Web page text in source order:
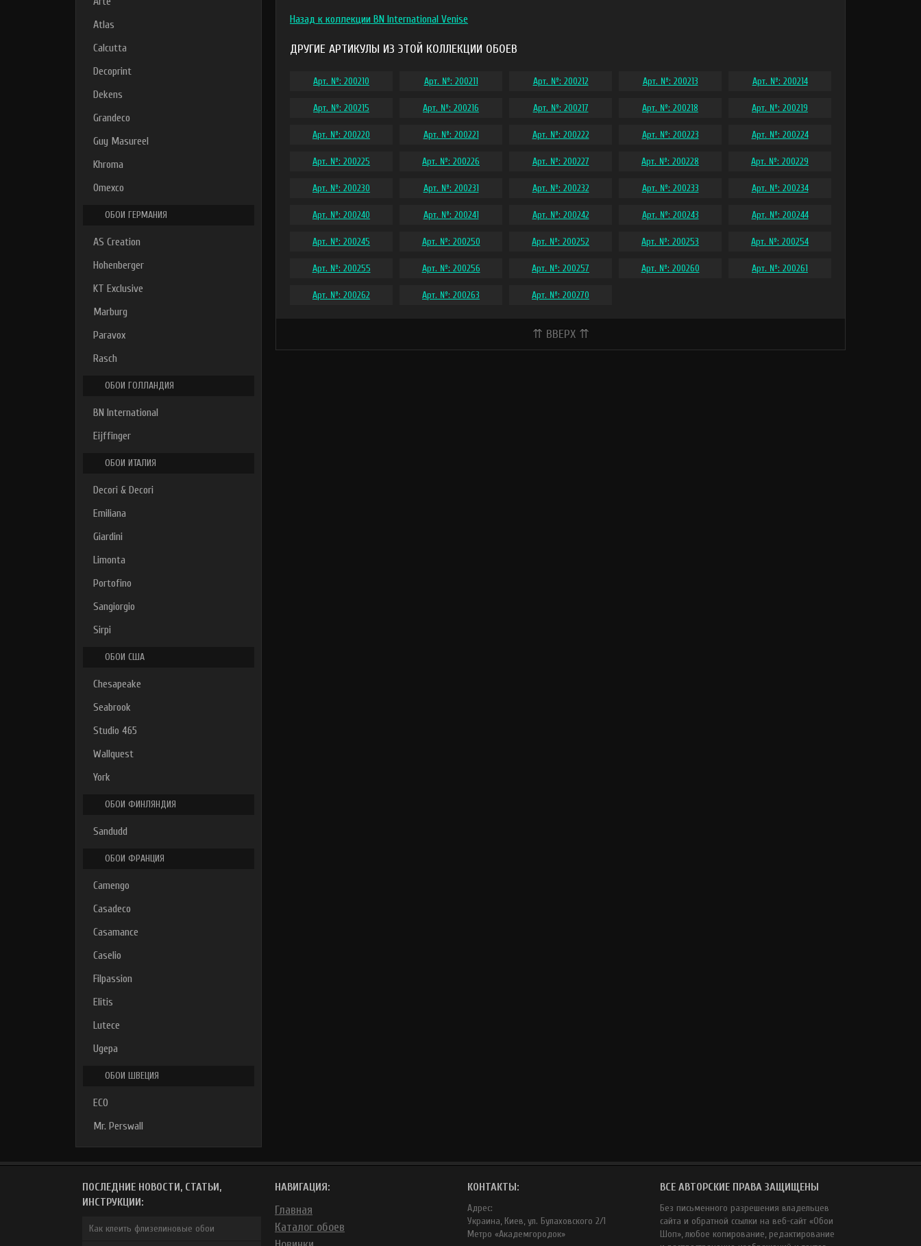
Atlas
Calcutta
Decoprint
Dekens
Grandeco
Guy Masureel
Khroma
Omexco
ОБОИ ГЕРМАНИЯ
AS Creation
Hohenberger
KT Exclusive
Marburg
Paravox
Rasch
ОБОИ ГОЛЛАНДИЯ
BN International
Eijffinger
ОБОИ ИТАЛИЯ
Decori & Decori
Emiliana
Giardini
Limonta
Portofino
Sangiorgio
Sirpi
ОБОИ США
Chesapeake
Seabrook
Studio 465
Wallquest
York
ОБОИ ФИНЛЯНДИЯ
Sandudd
ОБОИ ФРАНЦИЯ
Camengo
Casadeco
Casamance
Caselio
Filpassion
Elitis
Lutece
Ugepa
ОБОИ ШВЕЦИЯ
ECO
Mr. Perswall
Назад к коллекции BN International Venise
ДРУГИЕ АРТИКУЛЫ ИЗ ЭТОЙ КОЛЛЕКЦИИ ОБОЕВ
Арт. №: 200210 Арт. №: 200211 Арт. №: 200212 Арт. №: 200213 Арт. №: 200214
Арт. №: 200215 Арт. №: 200216 Арт. №: 200217 Арт. №: 200218 Арт. №: 200219
Арт. №: 200220 Арт. №: 200221 Арт. №: 200222 Арт. №: 200223 Арт. №: 200224
Арт. №: 200225 Арт. №: 200226 Арт. №: 200227 Арт. №: 200228 Арт. №: 200229
Арт. №: 200230 Арт. №: 200231 Арт. №: 200232 Арт. №: 200233 Арт. №: 200234
Арт. №: 200240 Арт. №: 200241 Арт. №: 200242 Арт. №: 200243 Арт. №: 200244
Арт. №: 200245 Арт. №: 200250 Арт. №: 200252 Арт. №: 200253 Арт. №: 200254
Арт. №: 200255 Арт. №: 200256 Арт. №: 200257 Арт. №: 200260 Арт. №: 200261
Арт. №: 200262 Арт. №: 200263 Арт. №: 200270
⇈ ВВЕРХ ⇈
ПОСЛЕДНИЕ НОВОСТИ, СТАТЬИ,
ИНСТРУКЦИИ:
Как клеить флизелиновые обои
НАВИГАЦИЯ:
Главная
Каталог обоев
КОНТАКТЫ:
Адрес:
Украина, Киев, ул. Булаховского 2/1
Метро «Академгородок»
ВСЕ АВТОРСКИЕ ПРАВА ЗАЩИЩЕНЫ
Без письменного разрешения владельцев
сайта и обратной ссылки на веб-сайт «Обои
Шоп», любое копирование, редактирование